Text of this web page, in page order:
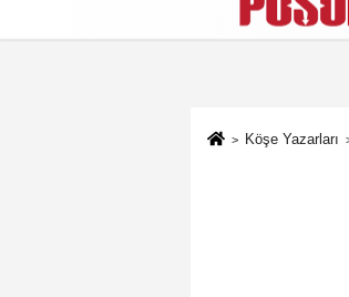
Künye İletişim
Köşe Yazarları